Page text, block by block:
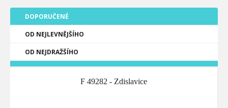
DOPORUČENÉ
OD NEJLEVNĚJŠÍHO
OD NEJDRAŽŠÍHO
F 49282 - Zdislavice